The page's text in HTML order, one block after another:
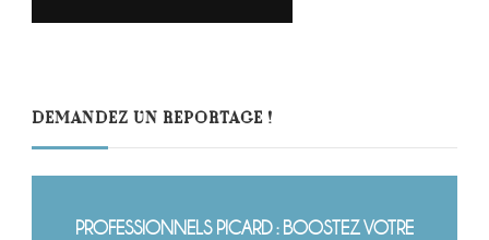
DEMANDEZ UN REPORTAGE !
PROFESSIONNELS PICARD : BOOSTEZ VOTRE